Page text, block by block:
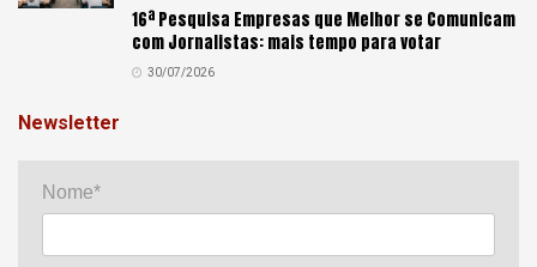
16ª Pesquisa Empresas que Melhor se Comunicam
com Jornalistas: mais tempo para votar
30/07/2026
Newsletter
Nome*